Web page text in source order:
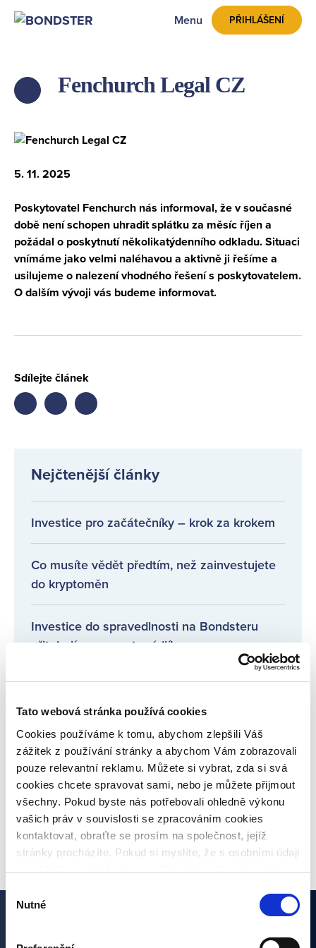
Tato webová stránka používá cookies
Cookies používáme k tomu, abychom zlepšili Váš
zážitek z používání stránky a abychom Vám zobrazovali
pouze relevantní reklamu. Můžete si vybrat, zda si svá
cookies chcete spravovat sami, nebo je můžete přijmout
všechny. Pokud byste nás potřebovali ohledně výkonu
vašich práv v souvislosti se zpracováním cookies
kontaktovat, obraťte se prosím na společnost, jejíž
stránky procházíte. Pokud si myslíte, že s osobními údaji
nenakládáme, jak bychom měli, máte možnost podat
však rádi, pokud se nejdříve obrátíte přímo na nás a
budeme tak moct Váš požadavek obratem vyřešit. Svoje
nastavení můžete kdykoliv změnit v zápatí stránky
Výběr
souhlasu
Nutné
Menu PŘIHLÁŠENÍ
ZPĚT
Fenchurch Legal CZ
5. 11. 2025
Poskytovatel Fenchurch nás informoval, že v současné
době není schopen uhradit splátku za měsíc říjen a
požádal o poskytnutí několikatýdenního odkladu. Situaci
vnímáme jako velmi naléhavou a aktivně ji řešíme a
usilujeme o nalezení vhodného řešení s poskytovatelem.
O dalším vývoji vás budeme informovat.
Sdílejte článek
Share
Nejčtenější články
Investice pro začátečníky – krok za krokem
Co musíte vědět předtím, než zainvestujete
do kryptoměn
Investice do spravedlnosti na Bondsteru
přitahují pozornost médií!
Pravidelné informace o poskytovatelích
úvěrů
Co je inflace, jaké jsou druhy a jaká bude
meziroční inflace?
VŠECHNY ČLÁNKY
Zajímají vás naše články?